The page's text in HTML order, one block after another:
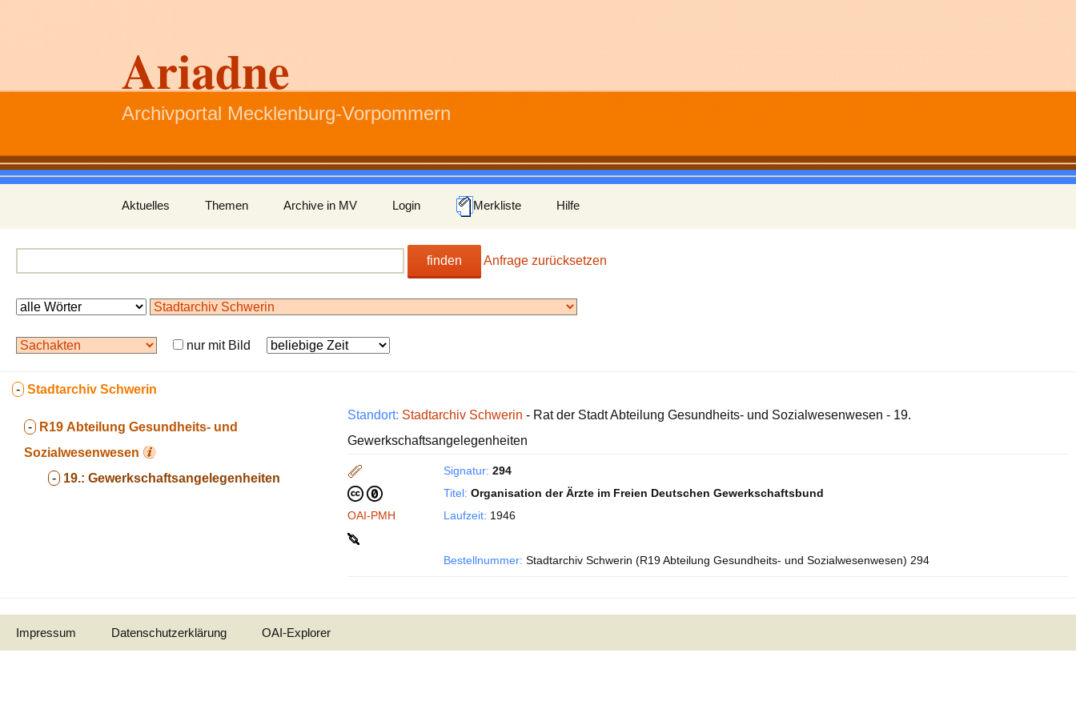
Ariadne
Archivportal Mecklenburg-Vorpommern
Inhalt
springen
Aktuelles Themen Archive in MV Login Merkliste Hilfe
finden Anfrage zurücksetzen
nur mit Bild
- Stadtarchiv Schwerin
- R19 Abteilung Gesundheits- und
Sozialwesenwesen
- 19.: Gewerkschaftsangelegenheiten
Standort: Stadtarchiv Schwerin - Rat der Stadt Abteilung Gesundheits- und Sozialwesenwesen - 19.
Gewerkschaftsangelegenheiten
OAI-PMH
Signatur: 294
Titel: Organisation der Ärzte im Freien Deutschen Gewerkschaftsbund
Laufzeit: 1946
Bestellnummer: Stadtarchiv Schwerin (R19 Abteilung Gesundheits- und Sozialwesenwesen) 294
Impressum Datenschutzerklärung OAI-Explorer